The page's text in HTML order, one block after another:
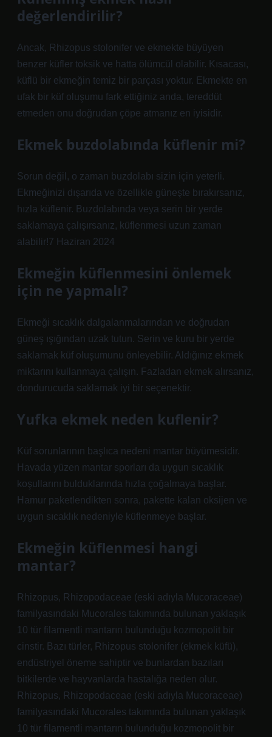
değerlendirilir?
Ancak, Rhizopus stolonifer ve ekmekte büyüyen
benzer küfler toksik ve hatta ölümcül olabilir. Kısacası,
küflü bir ekmeğin temiz bir parçası yoktur. Ekmekte en
ufak bir küf oluşumu fark ettiğiniz anda, tereddüt
etmeden onu doğrudan çöpe atmanız en iyisidir.
Ekmek buzdolabında küflenir mi?
Sorun değil, o zaman buzdolabı sizin için yeterli.
Ekmeğinizi dışarıda ve özellikle güneşte bırakırsanız,
hızla küflenir. Buzdolabında veya serin bir yerde
saklamaya çalışırsanız, küflenmesi uzun zaman
alabilir!7 Haziran 2024
Ekmeğin küflenmesini önlemek
için ne yapmalı?
Ekmeği sıcaklık dalgalanmalarından ve doğrudan
güneş ışığından uzak tutun. Serin ve kuru bir yerde
saklamak küf oluşumunu önleyebilir. Aldığınız ekmek
miktarını kullanmaya çalışın. Fazladan ekmek alırsanız,
dondurucuda saklamak iyi bir seçenektir.
Yufka ekmek neden kuflenir?
Küf sorunlarının başlıca nedeni mantar büyümesidir.
Havada yüzen mantar sporları da uygun sıcaklık
koşullarını bulduklarında hızla çoğalmaya başlar.
Hamur paketlendikten sonra, pakette kalan oksijen ve
uygun sıcaklık nedeniyle küflenmeye başlar.
Ekmeğin küflenmesi hangi
mantar?
Rhizopus, Rhizopodaceae (eski adıyla Mucoraceae)
familyasındaki Mucorales takımında bulunan yaklaşık
10 tür filamentli mantarın bulunduğu kozmopolit bir
cinstir. Bazı türler, Rhizopus stolonifer (ekmek küfü),
endüstriyel öneme sahiptir ve bunlardan bazıları
bitkilerde ve hayvanlarda hastalığa neden olur.
Rhizopus, Rhizopodaceae (eski adıyla Mucoraceae)
familyasındaki Mucorales takımında bulunan yaklaşık
10 tür filamentli mantarın bulunduğu kozmopolit bir